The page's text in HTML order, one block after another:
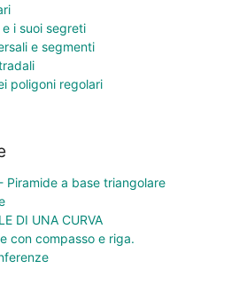
i suoi segreti
e segmenti
poligoni regolari
Piramide a base triangolare
DI UNA CURVA
con compasso e riga.